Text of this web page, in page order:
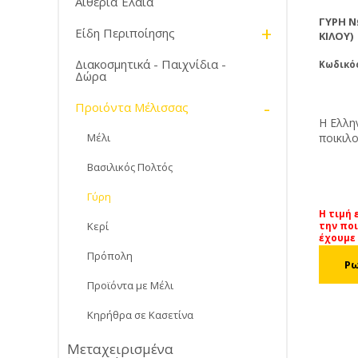
ΓΎΡΗ
ΚΙΛΟΎ)
Η
ποικιλομορφία .
τη
από
από
Η τιμή
την
έχουμε
Είδη Περιποίησης
+
Διακοσμητικά - Παιχνίδια -
Δώρα
Προιόντα Μέλισσας
-
Μέλι
Βασιλικός Πολτός
Γύρη
Κερί
Πρόπολη
Προϊόντα με Μέλι
Κηρήθρα σε Κασετίνα
Μεταχειρισμένα